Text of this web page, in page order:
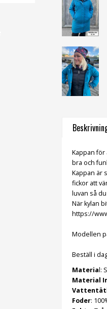
Kappan
bra och
Kappan är
fickor att
luvan så
När kylan
https://
Modellen
Beställ i
Material:
Material
Foder: